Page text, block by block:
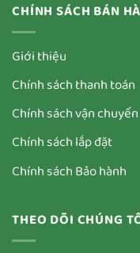
CHÍNH SÁCH BÁN
Giới thiệu
Chính sách thanh toán
Chính sách vận chuyển
Chính sách lắp đặt
Chính sách Bảo hành
THEO DÕI CHÚNG